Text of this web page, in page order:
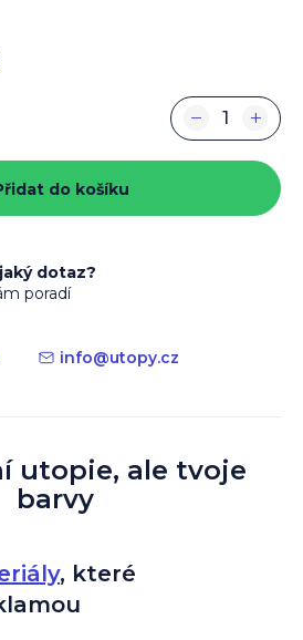
+
−
do košíku
dotaz?
poradí
info@utopy.cz
utopie, ale tvoje
barvy
, které